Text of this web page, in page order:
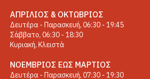
ΑΠΡΊΛΙΟΣ & ΟΚΤΏΒΡΙΟΣ
Δευτέρα - Παρασκευή, 06:30 - 19:45
Σάββατο, 06:30 - 18:30
Κυριακή, Κλειστά
ΝΟΈΜΒΡΙΟΣ ΈΩΣ ΜΆΡΤΙΟΣ
Δευτέρα - Παρασκευή, 07:30 - 19:30